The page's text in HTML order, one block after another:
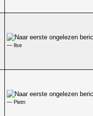
— Ilse
0 stem - 0 van 5 gemiddeld
— Pietn
0 stem - 0 van 5 gemiddeld